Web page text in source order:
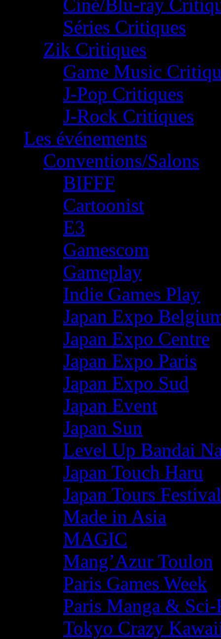
Ciné/Blu-ray
Séries Critiques
Zik Critiques
Game Music
J-Pop Critiques
J-Rock Critiques
Les événements
Conventions/Salons
BIFFF
Cartoonist
E3
Gamescom
Gameplay
Indie Games Play
Japan Expo
Japan Expo Centre
Japan Expo Paris
Japan Expo Sud
Japan Event
Japan Sun
Level Up Bandai
Japan Touch Haru
Japan Tours Festival
Made in Asia
MAGIC
Mang’Azur Toulon
Paris Games Week
Paris Manga &
Tokyo Crazy